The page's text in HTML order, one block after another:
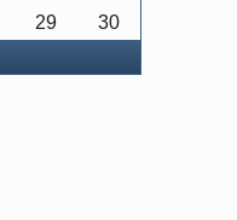
29 30